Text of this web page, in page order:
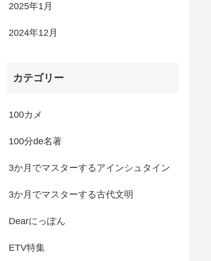
2025年1月
2024年12月
カテゴリー
100カメ
100分de名著
3か月でマスターするアインシュタイン
3か月でマスターする古代文明
Dearにっぽん
ETV特集